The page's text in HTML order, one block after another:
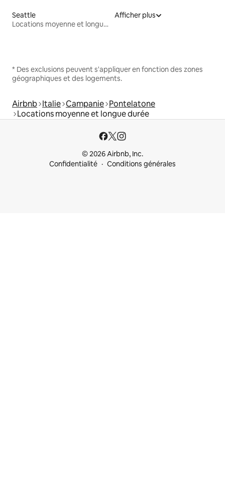
Seattle
Locations moyenne et longue durée
Afficher plus
* Des exclusions peuvent s'appliquer en fonction des zones
géographiques et des logements.
Airbnb Italie Campanie Pontelatone
Locations moyenne et longue durée
© 2026 Airbnb, Inc.
Confidentialité
Conditions générales